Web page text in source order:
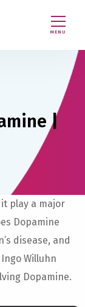
MENU
|
play a major
Dopamine
disease, and
Willuhn
Dopamine.